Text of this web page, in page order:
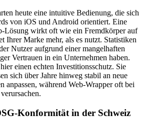
heute eine intuitive Bedienung, die sich
von iOS und Android orientiert. Eine
Lösung wirkt oft wie ein Fremdkörper auf
Ihrer Marke mehr, als es nutzt. Statistiken
Nutzer aufgrund einer mangelhaften
Vertrauen in ein Unternehmen haben.
einen echten Investitionsschutz. Sie
sich über Jahre hinweg stabil an neue
anpassen, während Web-Wrapper oft bei
Konformität in der Schweiz